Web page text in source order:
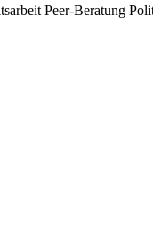
Peer-Beratung